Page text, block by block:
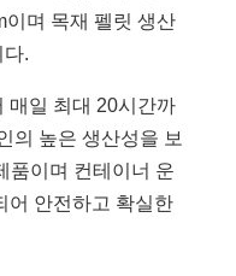
이며 목재 펠릿 생산
.
매일 최대 20시간까
의 높은 생산성을 보
품이며 컨테이너 운
어 안전하고 확실한